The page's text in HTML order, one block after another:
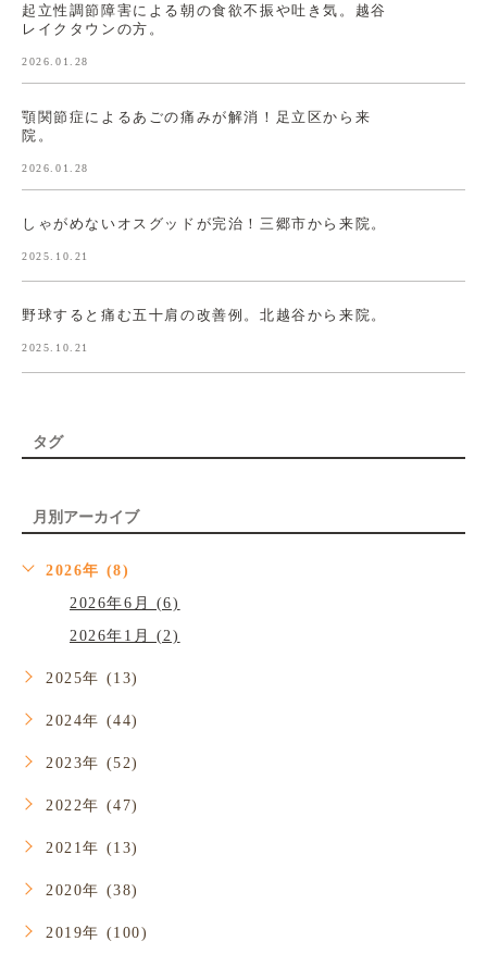
起立性調節障害による朝の食欲不振や吐き気。越谷
レイクタウンの方。
2026.01.28
顎関節症によるあごの痛みが解消！足立区から来
院。
2026.01.28
しゃがめないオスグッドが完治！三郷市から来院。
2025.10.21
野球すると痛む五十肩の改善例。北越谷から来院。
2025.10.21
タグ
月別アーカイブ
2026年 (8)
2026年6月 (6)
2026年1月 (2)
2025年 (13)
2024年 (44)
2023年 (52)
2022年 (47)
2021年 (13)
2020年 (38)
2019年 (100)